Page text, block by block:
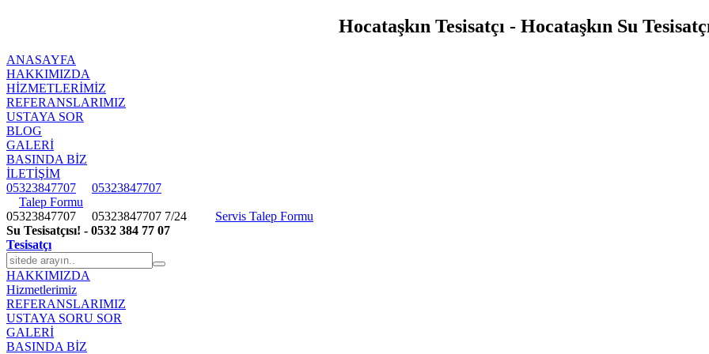
Hocataşkın Tesisatçı - Hocataşkın Su
ANASAYFA
HAKKIMIZDA
HIZMETLERIMIZ
REFERANSLARIMIZ
USTAYA SOR
BLOG
GALERİ
BASINDA BİZ
İLETİŞİM
05323847707
05323847707
Talep Formu
05323847707 05323847707 7/24
Servis Talep Formu
Su Tesisatçısı! - 0532 384 77 07
Tesisatçı
HAKKIMIZDA
Hizmetlerimiz
REFERANSLARIMIZ
USTAYA SORU SOR
GALERİ
BASINDA BİZ